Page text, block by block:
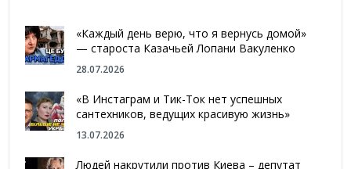
«Каждый день верю, что я вернусь домой»
— староста Казачьей Лопани Вакуленко
28.07.2026
«В Инстаграм и Тик-Ток нет успешных
сантехников, ведущих красивую жизнь»
13.07.2026
Людей накрутили против Киева – депутат